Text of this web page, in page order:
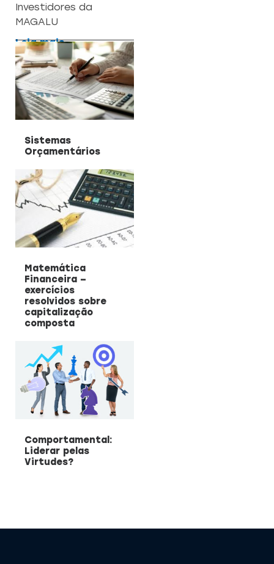
Investidores da
MAGALU
Leia mais
Sistemas
Orçamentários
Matemática
Financeira –
exercícios
resolvidos sobre
capitalização
composta
Comportamental:
Liderar pelas
Virtudes?